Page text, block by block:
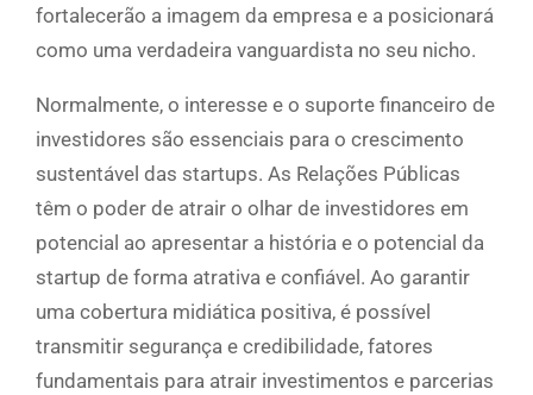
fortalecerão a imagem da empresa e a posicionará
como uma verdadeira vanguardista no seu nicho.
Normalmente, o interesse e o suporte financeiro de
investidores são essenciais para o crescimento
sustentável das startups. As Relações Públicas
têm o poder de atrair o olhar de investidores em
potencial ao apresentar a história e o potencial da
startup de forma atrativa e confiável. Ao garantir
uma cobertura midiática positiva, é possível
transmitir segurança e credibilidade, fatores
fundamentais para atrair investimentos e parcerias